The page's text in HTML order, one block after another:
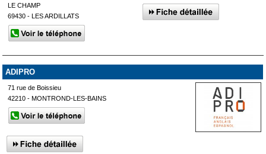
LE CHAMP
69430 - LES ARDILLATS
ADIPRO
71 rue de Boissieu
42210 - MONTROND-LES-BAINS